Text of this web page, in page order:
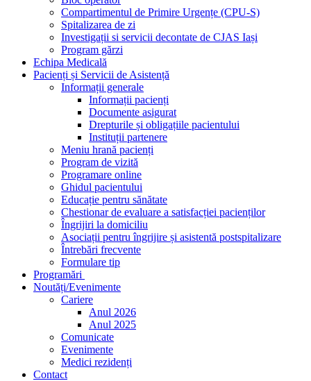
Compartimentul de Primire Urgențe (CPU-S)
Spitalizarea de zi
Investigații si servicii decontate de CJAS Iași
Program gărzi
Echipa Medicală
Pacienți și Servicii de Asistență
Informații generale
Informații pacienți
Documente asigurat
Drepturile și obligațiile pacientului
Instituții partenere
Meniu hrană pacienți
Program de vizită
Programare online
Ghidul pacientului
Educație pentru sănătate
Chestionar de evaluare a satisfacției pacienților
Îngrijiri la domiciliu
Asociații pentru îngrijire și asistentă postspitalizare
Întrebări frecvente
Formulare tip
Programări
Noutăți/Evenimente
Cariere
Anul 2026
Anul 2025
Comunicate
Evenimente
Medici rezidenți
Contact